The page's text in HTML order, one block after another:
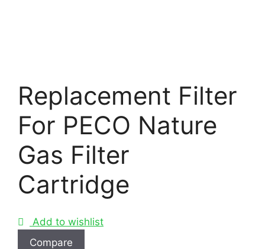
Replacement Filter
For PECO Nature
Gas Filter
Cartridge
Add to wishlist
Compare